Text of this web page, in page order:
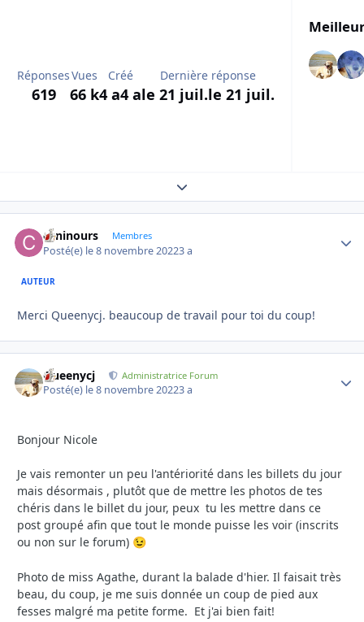
Réponses
619
Vues
66 k
Créé
4 a4 a
Dernière réponse
le 21 juil.le 21 juil.
Expand topic overview
caninours Membres
Posté(e) le 8 novembre 20223 a
AUTEUR
Merci Queenycj. beaucoup de travail pour toi du coup!
Queenycj Administratrice Forum
Posté(e) le 8 novembre 20223 a
Bonjour Nicole
Je vais remonter un peu l'antériorité dans les billets du jour
mais désormais , plutôt que de mettre les photos de tes
chéris dans le billet du jour, peux tu les mettre dans ce
post groupé afin que tout le monde puisse les voir (inscrits
ou non sur le forum) 😉
Photo de miss Agathe, durant la balade d'hier. Il faisait très
beau, du coup, je me suis donnée un coup de pied aux
fesses malgré ma petite forme. Et j'ai bien fait!